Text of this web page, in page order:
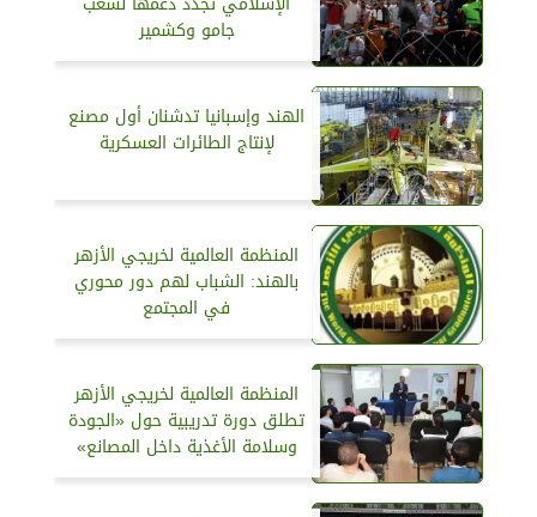
جامو وكشمير
الهند وإسبانيا تدشنان أول مصنع
لإنتاج الطائرات العسكرية
المنظمة العالمية لخريجي الأزهر
بالهند: الشباب لهم دور محوري
في المجتمع
المنظمة العالمية لخريجي الأزهر
تطلق دورة تدريبية حول «الجودة
وسلامة الأغذية داخل المصانع»